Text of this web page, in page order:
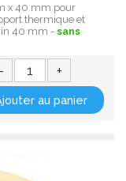
x 40 mm pour
thermique et
40 mm - sans
- +
au panier